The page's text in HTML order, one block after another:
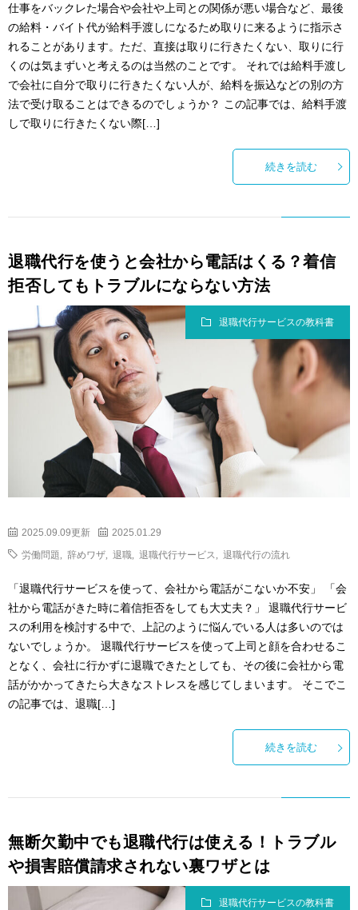
仕事をバックレた場合や会社や上司との関係が悪い場合など、最後
の給料・バイト代が給料手渡しになるため取りに来るように指示さ
れることがあります。ただ、直接は取りに行きたくない、取りに行
くのは気まずいと考えるのは当然のことです。 それでは給料手渡し
で会社に自分で取りに行きたくない人が、給料を振込などの別の方
法で受け取ることはできるのでしょうか？ この記事では、給料手渡
しで取りに行きたくない際[…]
続きを読む
退職代行を使うと会社から電話はくる？着信
拒否してもトラブルにならない方法
退職代行サービスの教科書
2025.09.09更新 2025.01.29
労働問題 辞めワザ 退職 退職代行サービス 退職代行の流れ
「退職代行サービスを使って、会社から電話がこないか不安」 「会
社から電話がきた時に着信拒否をしても大丈夫？」 退職代行サービ
スの利用を検討する中で、上記のように悩んでいる人は多いのでは
ないでしょうか。 退職代行サービスを使って上司と顔を合わせるこ
となく、会社に行かずに退職できたとしても、その後に会社から電
話がかかってきたら大きなストレスを感じてしまいます。 そこでこ
の記事では、退職[…]
続きを読む
無断欠勤中でも退職代行は使える！トラブル
や損害賠償請求されない裏ワザとは
退職代行サービスの教科書